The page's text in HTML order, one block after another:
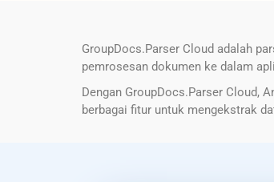
GroupDocs.Parser Cloud adalah
pemrosesan dokumen ke dalam
Dengan GroupDocs.Parser Cloud,
berbagai fitur untuk mengekstrak